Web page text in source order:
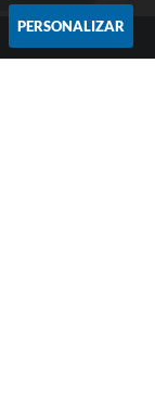
PERSONALIZAR